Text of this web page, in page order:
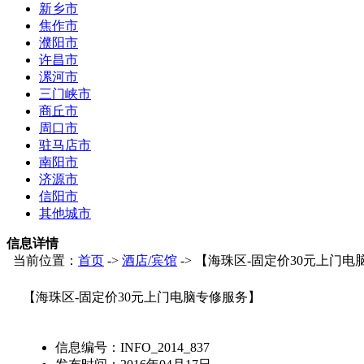
新乡市
焦作市
濮阳市
许昌市
漯河市
三门峡市
商丘市
周口市
驻马店市
南阳市
济源市
信阳市
其他城市
信息详情
当前位置： 首页 -> 酒店/宾馆 -> 【海珠区-固定价30元上门电
【海珠区-固定价30元上门电脑专修服务】
信息编号： INFO_2014_837